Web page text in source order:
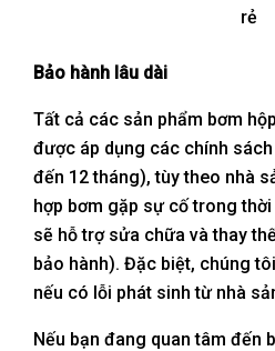
rẻ
Bảo hành lâu dài
Tất cả các sản phẩm bơm
được áp dụng các chính
đến 12 tháng), tùy theo nhà
hợp bơm gặp sự cố trong
sẽ hỗ trợ sửa chữa và thay
bảo hành). Đặc biệt, chúng
nếu có lỗi phát sinh từ nhà
Nếu bạn đang quan tâm đến